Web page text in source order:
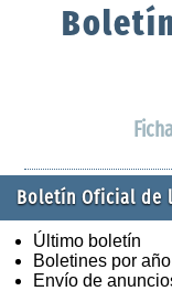
Boletín Oficial de
Último boletín
Boletines por año
Envío de